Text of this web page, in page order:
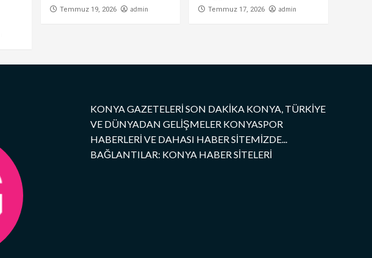
Temmuz 19, 2026 admin Temmuz 17, 2026 admin
KONYA GAZETELERİ SON DAKİKA KONYA, TÜRKİYE
VE DÜNYADAN GELİŞMELER KONYASPOR
HABERLERİ VE DAHASI HABER SİTEMİZDE...
BAĞLANTILAR: KONYA HABER SİTELERİ